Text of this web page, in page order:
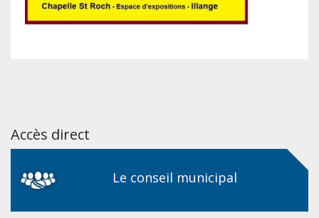
Accès direct
Le conseil municipal